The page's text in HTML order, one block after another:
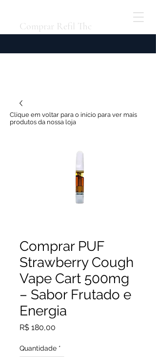
Comprar Refil Thc
Comprar PUF
Strawberry Cough
Vape Cart 500mg
– Sabor Frutado e
Energia
R$ 180,00
Quantidade *
Clique em voltar para o início para ver mais
produtos da nossa loja